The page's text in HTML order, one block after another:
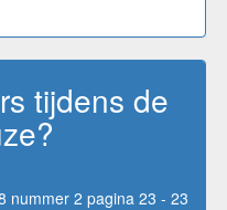
tijdens de
nummer 2 pagina 23 - 23